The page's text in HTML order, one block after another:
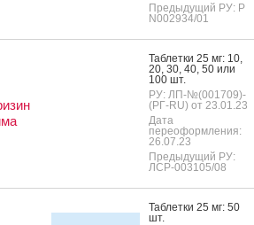
Предыдущий РУ: Р
N002934/01
Таб­летки 25 мг: 10,
20, 30, 40, 50 или
100 шт.
РУ: ЛП-№(001709)-
(РГ-RU) от 23.01.23
Дата
переоформления:
26.07.23
Предыдущий РУ:
ЛСР-003105/08
Таб­летки 25 мг: 50
шт.